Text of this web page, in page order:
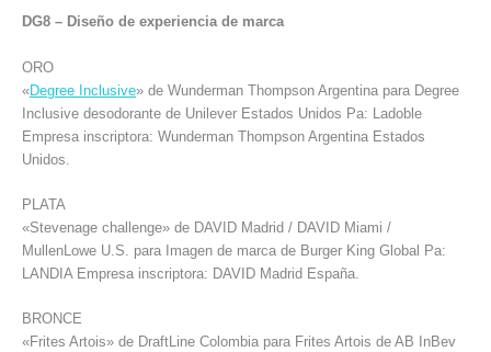
DG8 – Diseño de experiencia de marca
ORO
«Degree Inclusive» de Wunderman Thompson Argentina para Degree
Inclusive desodorante de Unilever Estados Unidos Pa: Ladoble
Empresa inscriptora: Wunderman Thompson Argentina Estados
Unidos.
PLATA
«Stevenage challenge» de DAVID Madrid / DAVID Miami /
MullenLowe U.S. para Imagen de marca de Burger King Global Pa:
LANDIA Empresa inscriptora: DAVID Madrid España.
BRONCE
«Frites Artois» de DraftLine Colombia para Frites Artois de AB InBev